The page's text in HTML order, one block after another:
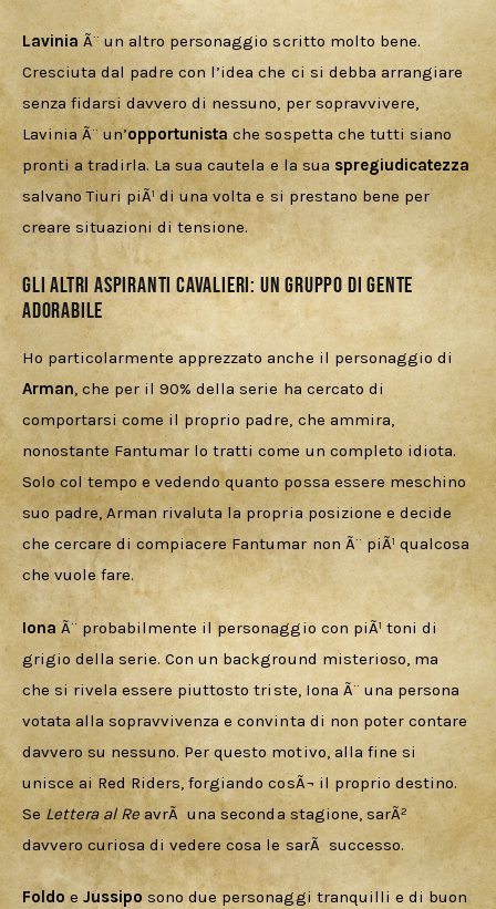
Lavinia Ã¨ un altro personaggio scritto molto bene.
Cresciuta dal padre con l’idea che ci si debba arrangiare
senza fidarsi davvero di nessuno, per sopravvivere,
Lavinia Ã¨ un’opportunista che sospetta che tutti siano
pronti a tradirla. La sua cautela e la sua spregiudicatezza
salvano Tiuri piÃ¹ di una volta e si prestano bene per
creare situazioni di tensione.
Gli altri aspiranti cavalieri: un gruppo di gente
adorabile
Ho particolarmente apprezzato anche il personaggio di
Arman, che per il 90% della serie ha cercato di
comportarsi come il proprio padre, che ammira,
nonostante Fantumar lo tratti come un completo idiota.
Solo col tempo e vedendo quanto possa essere meschino
suo padre, Arman rivaluta la propria posizione e decide
che cercare di compiacere Fantumar non Ã¨ piÃ¹ qualcosa
che vuole fare.
Iona Ã¨ probabilmente il personaggio con piÃ¹ toni di
grigio della serie. Con un background misterioso, ma
che si rivela essere piuttosto triste, Iona Ã¨ una persona
votata alla sopravvivenza e convinta di non poter contare
davvero su nessuno. Per questo motivo, alla fine si
unisce ai Red Riders, forgiando cosÃ¬ il proprio destino.
Se Lettera al Re avrÃ  una seconda stagione, sarÃ²
davvero curiosa di vedere cosa le sarÃ  successo.
Foldo e Jussipo sono due personaggi tranquilli e di buon